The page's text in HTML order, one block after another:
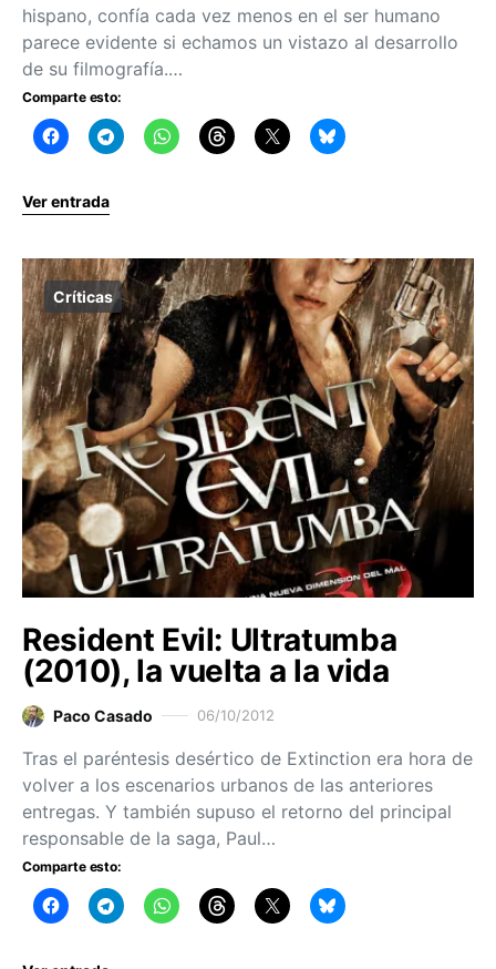
hispano, confía cada vez menos en el ser humano
parece evidente si echamos un vistazo al desarrollo
de su filmografía.…
Comparte esto:
Ver entrada
Críticas
Resident Evil: Ultratumba
(2010), la vuelta a la vida
Paco Casado 06/10/2012
Tras el paréntesis desértico de Extinction era hora de
volver a los escenarios urbanos de las anteriores
entregas. Y también supuso el retorno del principal
responsable de la saga, Paul…
Comparte esto: